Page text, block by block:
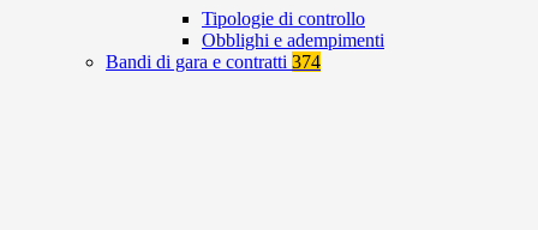
Tipologie di controllo
Obblighi e adempimenti
Bandi di gara e contratti 374